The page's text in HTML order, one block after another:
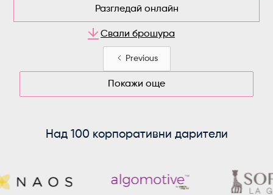
Разгледай онлайн
Свали брошура
Previous
Покажи още
Над 100 корпоративни дарители